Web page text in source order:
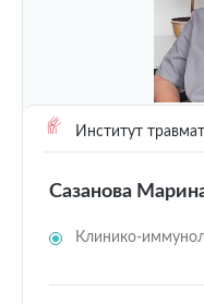
Институт
Сазанова
Клинико-